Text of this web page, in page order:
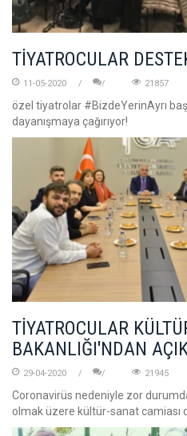
TİYATROCULAR
11-05-2020 21857
özel tiyatrolar #BizdeYerinAyrı
dayanışmaya çağırıyor!
TİYATROCULAR
BAKANLIĞI'NDAN
29-04-2020 21945
Coronavirüs nedeniyle zor
olmak üzere kültür-sanat camiası